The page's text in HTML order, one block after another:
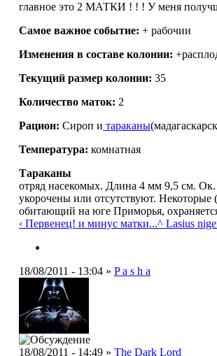
главное это 2 МАТКИ ! ! ! У меня
Самое важное событие: + рабочии
Изменения в составе кoлонии:
Текущий размер кoлонии: 35
Количество маток: 2
Рацион: Сироп и тараканы
Температура: комнатная
Тараканы
отряд насекомых. Длина 4 мм 9,5 см.
укорочены или отсутствуют.
обитающий на юге Приморья,
‹ Первенец! и минус матки...^ Lasius
18/08/2011 - 13:04 » P a s h a
18/08/2011 - 14:49 » The Dark Lord